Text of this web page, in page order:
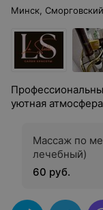
Минск,
уютная
Массаж по
лечебный)
60 руб.